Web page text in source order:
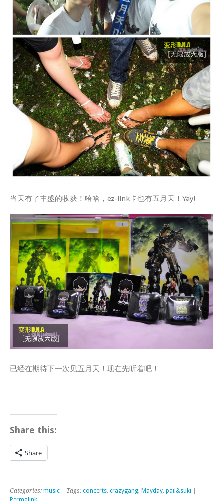
当天有了丰盛的收获！哈哈，ez-link卡也有五月天！Yay!
已经在期待下一次见五月天！现在先听着吧！
Share this:
Share
Categories: music | Tags: concerts, crazygang, Mayday, pail&suki